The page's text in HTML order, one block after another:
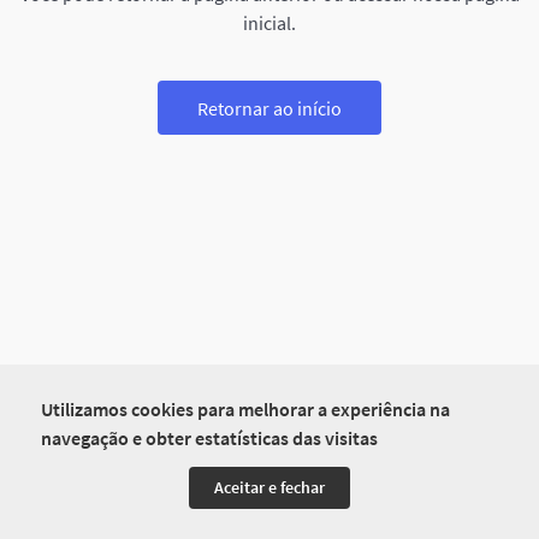
Utilizamos cookies para melhorar a experiência na
navegação e obter estatísticas das visitas
Aceitar e fechar
inicial.
Retornar ao início